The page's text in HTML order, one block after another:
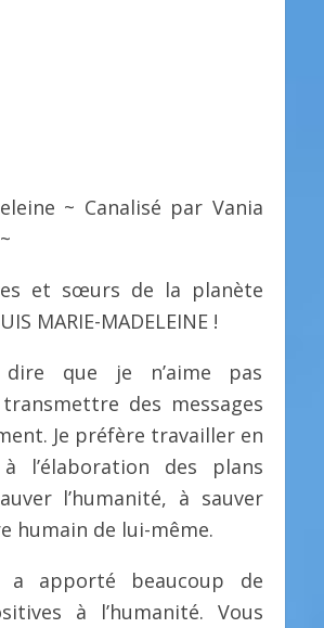
~ Canalisé par Vania
et sœurs de la planète
MARIE-MADELEINE !
que je n’aime pas
des messages
Je préfère travailler en
à l’élaboration des plans
l’humanité, à sauver
humain de lui-même.
a apporté beaucoup de
à l’humanité. Vous